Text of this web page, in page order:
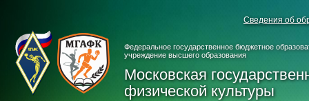
Сведения об
Федеральное государственное бюджетное
учреждение высшего образования
Московская
физической культуры